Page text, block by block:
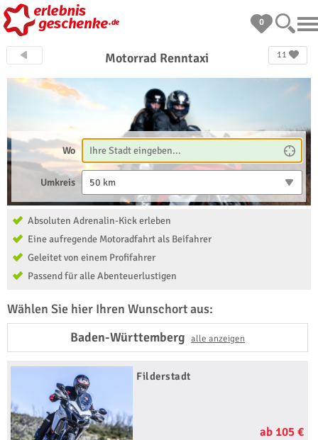
0
11
Motorrad Renntaxi
Wo
Umkreis 50 km
Absoluten Adrenalin-Kick erleben
Eine aufregende Motoradfahrt als Beifahrer
Geleitet von einem Profifahrer
Passend für alle Abenteuerlustigen
Wählen Sie hier Ihren Wunschort aus:
Baden-Württemberg alle anzeigen
Filderstadt
ab 105 €